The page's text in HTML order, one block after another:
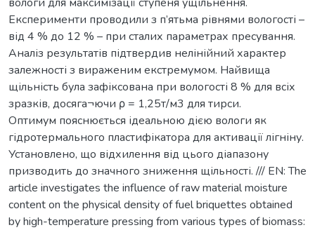
Експерименти проводили з п’ятьма рівнями вологості –
від 4 % до 12 % – при сталих параметрах пресування.
Аналіз результатів підтвердив нелінійний характер
залежності з вираженим екстремумом. Найвища
щільність була зафіксована при вологості 8 % для всіх
зразків, досяга¬ючи ρ = 1,25т/м3 для тирси.
Оптимум пояснюється ідеальною дією вологи як
гідротермального пластифікатора для активації лігніну.
Установлено, що відхилення від цього діапазону
призводить до значного зниження щільності. /// EN: The
article investigates the influence of raw material moisture
content on the physical density of fuel briquettes obtained
by high-temperature pressing from various types of biomass: